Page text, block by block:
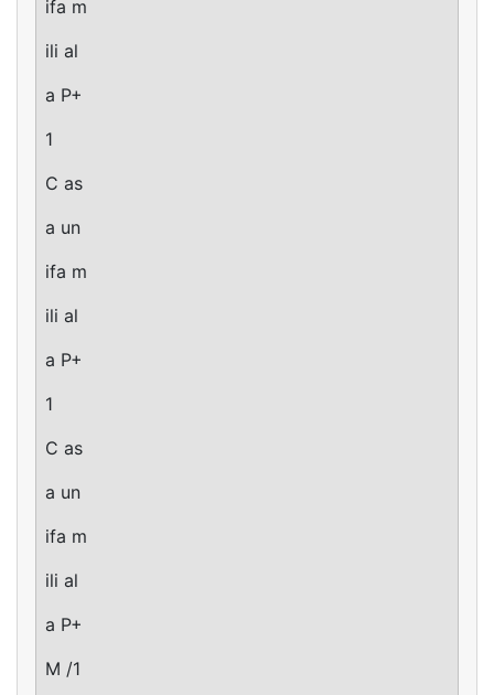
ifa m
ili al
a P+
1
C as
a un
ifa m
ili al
a P+
1
C as
a un
ifa m
ili al
a P+
M /1